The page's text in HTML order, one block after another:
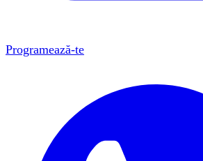
Programează-te